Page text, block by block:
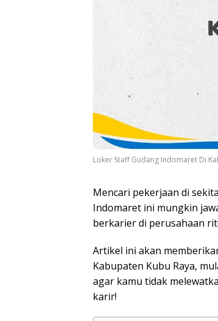
Loker Staff Gudang Indomaret Di
Mencari pekerjaan di
Indomaret ini mungkin
berkarier di perusahaan
Artikel ini akan
Kabupaten Kubu Raya,
agar kamu tidak
karir!